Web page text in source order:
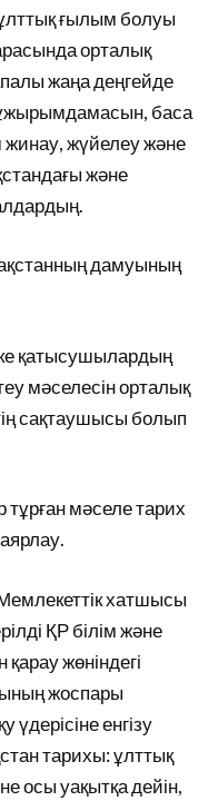
ғылым болуы
орталық
жаңа деңгейде
баса
жинау, жүйелеу және
және
дамуының
қатысушылардың
мәселесін орталық
сақтаушысы болып
тұрған мәселе тарих
хатшысы
ҚР білім және
жөніндегі
жоспары
енгізу
тарихы: ұлттық
осы уақытқа дейін,